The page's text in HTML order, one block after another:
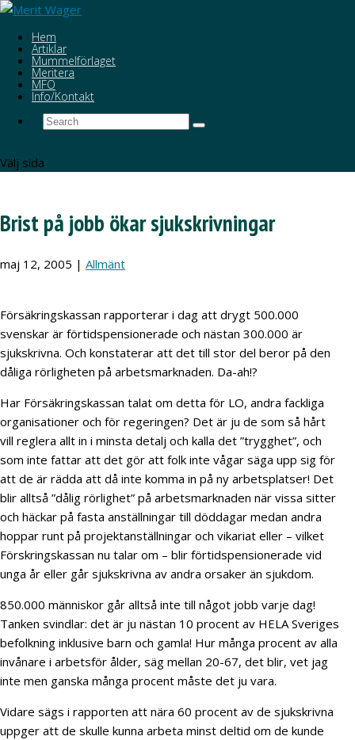
Hem
Artiklar
Mummelförlaget
Meritera
MFO
Info/Kontakt
Välj sida
Brist på jobb ökar sjukskrivningar
maj 12, 2005 | Allmänt
Försäkringskassan rapporterar i dag att drygt 500.000
svenskar är förtidspensionerade och nästan 300.000 är
sjukskrivna. Och konstaterar att det till stor del beror på den
dåliga rörligheten på arbetsmarknaden. Da-ah!?
Har Försäkringskassan talat om detta för LO, andra fackliga
organisationer och för regeringen? Det är ju de som så hårt
vill reglera allt in i minsta detalj och kalla det ”trygghet”, och
som inte fattar att det gör att folk inte vågar säga upp sig för
att de är rädda att då inte komma in på ny arbetsplatser! Det
blir alltså ”dålig rörlighet” på arbetsmarknaden när vissa sitter
och häckar på fasta anställningar till döddagar medan andra
hoppar runt på projektanställningar och vikariat eller – vilket
Förskringskassan nu talar om – blir förtidspensionerade vid
unga år eller går sjukskrivna av andra orsaker än sjukdom.
850.000 människor går alltså inte till något jobb varje dag!
Tanken svindlar: det är ju nästan 10 procent av HELA Sveriges
befolkning inklusive barn och gamla! Hur många procent av alla
invånare i arbetsför ålder, säg mellan 20-67, det blir, vet jag
inte men ganska många procent måste det ju vara.
Vidare sägs i rapporten att nära 60 procent av de sjukskrivna
uppger att de skulle kunna arbeta minst deltid om de kunde